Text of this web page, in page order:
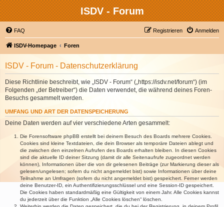
ISDV - Forum
FAQ Anmelden
Registrieren
ISDV-Homepage Foren
ISDV - Forum - Datenschutzerklärung
Diese Richtlinie beschreibt, wie „ISDV - Forum“ („https://isdv.net/forum“) (im
Folgenden „der Betreiber“) die Daten verwendet, die während deines Foren-
Besuchs gesammelt werden.
UMFANG UND ART DER DATENSPEICHERUNG
Deine Daten werden auf vier verschiedene Arten gesammelt:
Die Forensoftware phpBB erstellt bei deinem Besuch des Boards mehrere Cookies.
Cookies sind kleine Textdateien, die dein Browser als temporäre Dateien ablegt und
die zwischen den einzelnen Aufrufen des Boards erhalten bleiben. In diesen Cookies
sind die aktuelle ID deiner Sitzung (damit dir alle Seitenaufrufe zugeordnet werden
können), Informationen über die von dir gelesenen Beiträge (zur Markierung dieser als
gelesen/ungelesen; sofern du nicht angemeldet bist) sowie Informationen über deine
Teilnahme an Umfragen (sofern du nicht angemeldet bist) gespeichert. Ferner werden
deine Benutzer-ID, ein Authentifizierungsschlüssel und eine Session-ID gespeichert.
Die Cookies haben standardmäßig eine Gültigkeit von einem Jahr. Alle Cookies kannst
du jederzeit über die Funktion „Alle Cookies löschen“ löschen.